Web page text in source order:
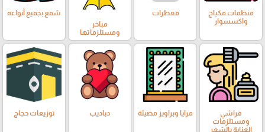
منظمات مكياج
واكسسوار
معطرات
مباخر
ومستلزماتها
شمع بجميع أنواعه
فراشي
ومستلزمات
العناية بالشعر
مرايا وبراويز مضيئة دباديب توزيعات حجاج